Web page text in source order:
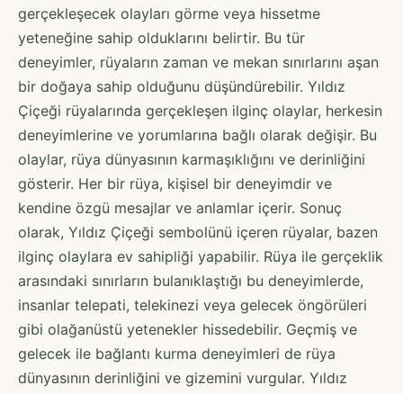
gerçekleşecek olayları görme veya hissetme
yeteneğine sahip olduklarını belirtir. Bu tür
deneyimler, rüyaların zaman ve mekan sınırlarını aşan
bir doğaya sahip olduğunu düşündürebilir. Yıldız
Çiçeği rüyalarında gerçekleşen ilginç olaylar, herkesin
deneyimlerine ve yorumlarına bağlı olarak değişir. Bu
olaylar, rüya dünyasının karmaşıklığını ve derinliğini
gösterir. Her bir rüya, kişisel bir deneyimdir ve
kendine özgü mesajlar ve anlamlar içerir. Sonuç
olarak, Yıldız Çiçeği sembolünü içeren rüyalar, bazen
ilginç olaylara ev sahipliği yapabilir. Rüya ile gerçeklik
arasındaki sınırların bulanıklaştığı bu deneyimlerde,
insanlar telepati, telekinezi veya gelecek öngörüleri
gibi olağanüstü yetenekler hissedebilir. Geçmiş ve
gelecek ile bağlantı kurma deneyimleri de rüya
dünyasının derinliğini ve gizemini vurgular. Yıldız